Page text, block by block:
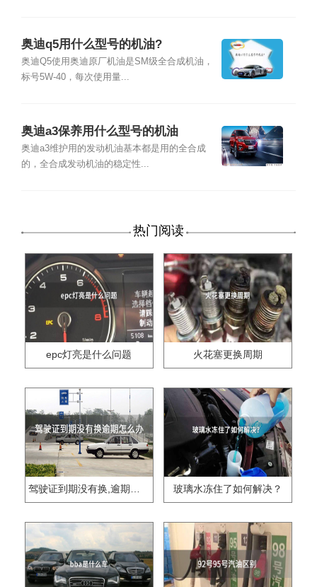
奥迪q5用什么型号的机油?
奥迪Q5使用奥迪原厂机油是SM级全合成机油，
标号5W-40，每次使用量...
奥迪a3保养用什么型号的机油
奥迪a3维护用的发动机油基本都是用的全合成
的，全合成发动机油的稳定性...
热门阅读
epc灯亮是什么问题 火花塞更换周期
驾驶证到期没有换,逾期怎么办?? 玻璃水冻住了如何解决？